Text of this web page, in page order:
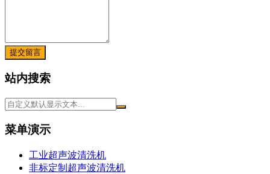
提交留言
站内搜索
菜单演示
工业超声波清洗机
非标定制超声波清洗机